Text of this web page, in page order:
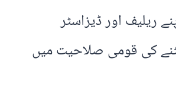
ریلیف اور ڈیزاسٹر
کی قومی صلاحیت میں